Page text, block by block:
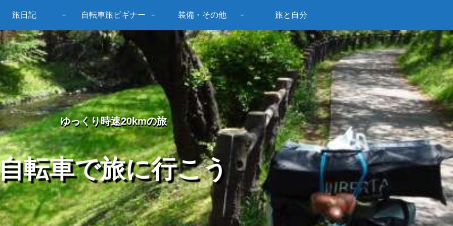
ゆっくり時速20kmの旅
転車で旅に行こう
旅日記 自転車旅ビギナー 装備・その他 旅と自分